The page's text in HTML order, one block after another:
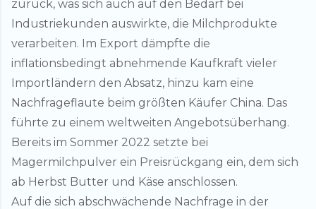
zurück, was sich auch auf den Bedarf bei
Industriekunden auswirkte, die Milchprodukte
verarbeiten. Im Export dämpfte die
inflationsbedingt abnehmende Kaufkraft vieler
Importländern den Absatz, hinzu kam eine
Nachfrageflaute beim größten Käufer China. Das
führte zu einem weltweiten Angebotsüberhang.
Bereits im Sommer 2022 setzte bei
Magermilchpulver ein Preisrückgang ein, dem sich
ab Herbst Butter und Käse anschlossen.
Auf die sich abschwächende Nachfrage in der